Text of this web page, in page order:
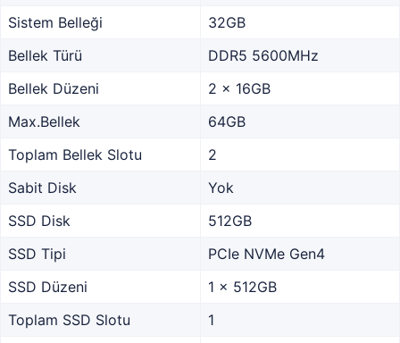
Sistem Belleği
32GB
Bellek Türü
DDR5 5600MHz
Bellek Düzeni
2 x 16GB
Max.Bellek
64GB
Toplam Bellek Slotu
2
Sabit Disk
Yok
SSD Disk
512GB
SSD Tipi
PCIe NVMe Gen4
SSD Düzeni
1 x 512GB
Toplam SSD Slotu
1